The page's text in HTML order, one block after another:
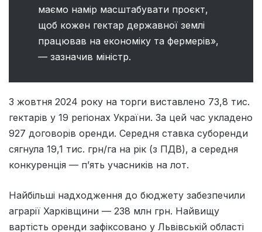
маємо намір масштабувати проєкт,
щоб кожен гектар державної землі
працював на економіку та фермерів»,
— зазначив міністр.
З жовтня 2024 року на торги виставлено 73,8 тис.
гектарів у 19 регіонах України. За цей час укладено
927 договорів оренди. Середня ставка суборенди
сягнула 19,1 тис. грн/га на рік (з ПДВ), а середня
конкуренція — п’ять учасників на лот.
Найбільші надходження до бюджету забезпечили
аграрії Харківщини — 238 млн грн. Найвищу
вартість оренди зафіксовано у Львівській області